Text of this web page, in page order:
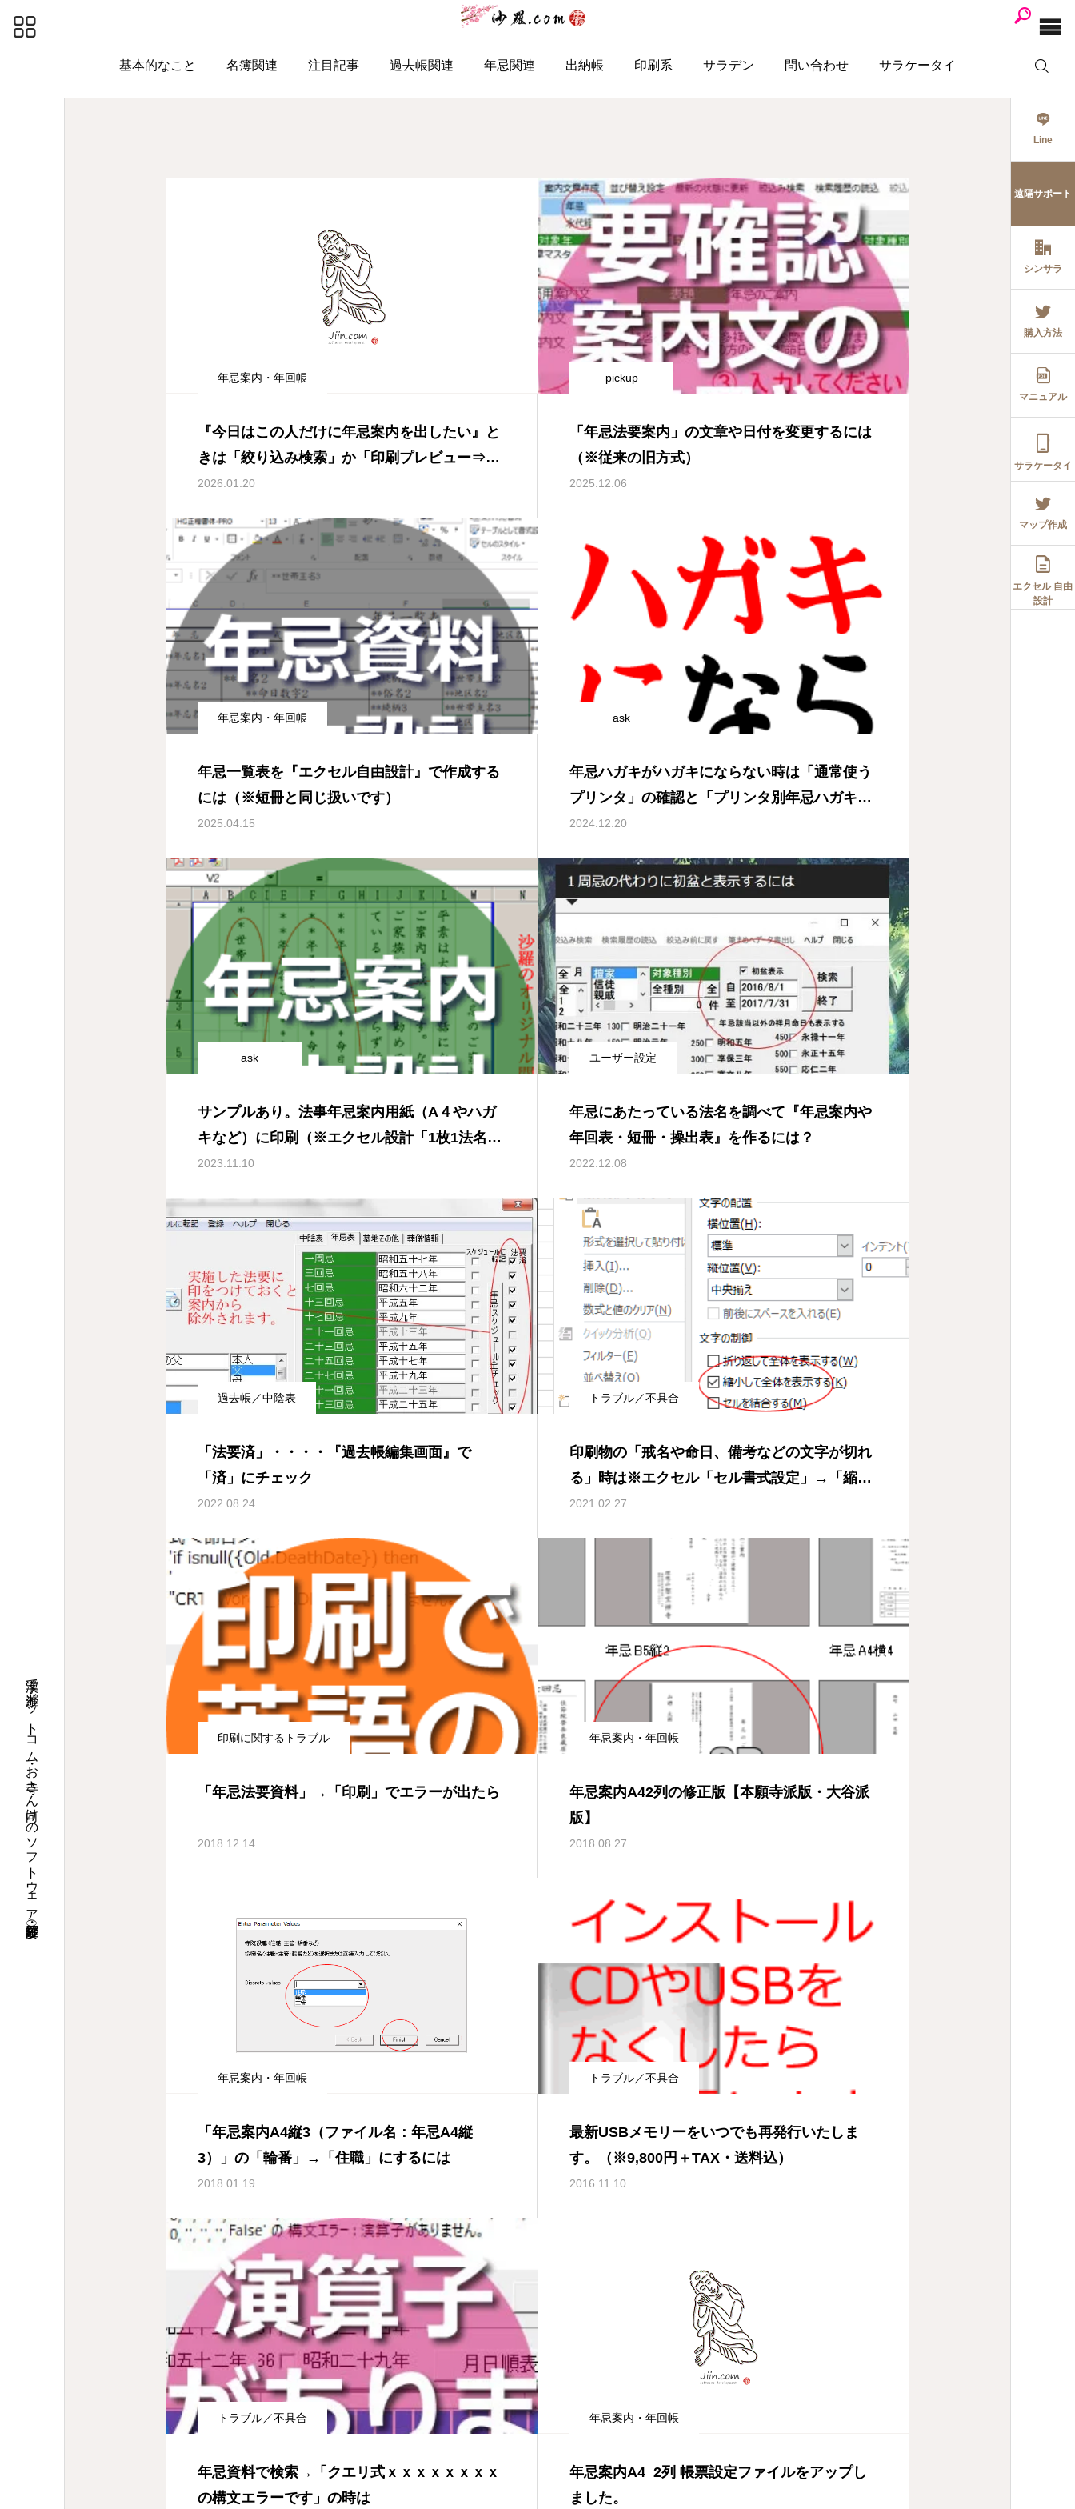
基本的なこと 名簿関連 注目記事 過去帳関連 年忌関連 出納帳 印刷系 サラデン 問い合わせ サラケータイ
漢字で沙羅ドットコム・お寺さん向けのソフトウェア沙羅（紗羅・娑羅）
Line
遠隔サポート
シンサラ
購入方法
マニュアル

サラケータイ
マップ作成

エクセル 自由
設計
投稿アーカイブ 回忌法要
年忌案内・年回帳
『今日はこの人だけに年忌案内を出したい』と
きは「絞り込み検索」か「印刷プレビュー⇒ペ
ージ指定印刷」
2026.01.20
pickup
「年忌法要案内」の文章や日付を変更するには
（※従来の旧方式）
2025.12.06
年忌案内・年回帳
年忌一覧表を『エクセル自由設計』で作成する
には（※短冊と同じ扱いです）
2025.04.15
ask
年忌ハガキがハガキにならない時は「通常使う
プリンタ」の確認と「プリンタ別年忌ハガキ設
定ファイル」
2024.12.20
ask
サンプルあり。法事年忌案内用紙（A４やハガ
キなど）に印刷（※エクセル設計「1枚1法名ず
つ（1枚1霊）」「家ごとにまとめて（1枚複
2023.11.10
ユーザー設定
年忌にあたっている法名を調べて『年忌案内や
年回表・短冊・操出表』を作るには？
2022.12.08
過去帳／中陰表
「法要済」・・・・『過去帳編集画面』で
「済」にチェック
2022.08.24
トラブル／不具合
印刷物の「戒名や命日、備考などの文字が切れ
る」時は※エクセル「セル書式設定」→「縮小
して全体を表示する」
2021.02.27
印刷に関するトラブル
「年忌法要資料」→「印刷」でエラーが出たら
2018.12.14
年忌案内・年回帳
年忌案内A42列の修正版【本願寺派版・大谷派
版】
2018.08.27
年忌案内・年回帳
「年忌案内A4縦3（ファイル名：年忌A4縦
3）」の「輪番」→「住職」にするには
2018.01.19
トラブル／不具合
最新USBメモリーをいつでも再発行いたしま
す。（※9,800円＋TAX・送料込）
2016.11.10
トラブル／不具合
年忌資料で検索→「クエリ式ｘｘｘｘｘｘｘｘ
の構文エラーです」の時は
年忌案内・年回帳
年忌案内A4_2列 帳票設定ファイルをアップし
ました。